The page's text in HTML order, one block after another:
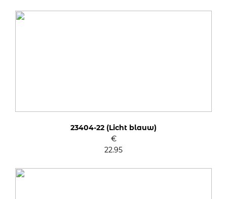
23404-22 (Licht blauw)
€
22.95